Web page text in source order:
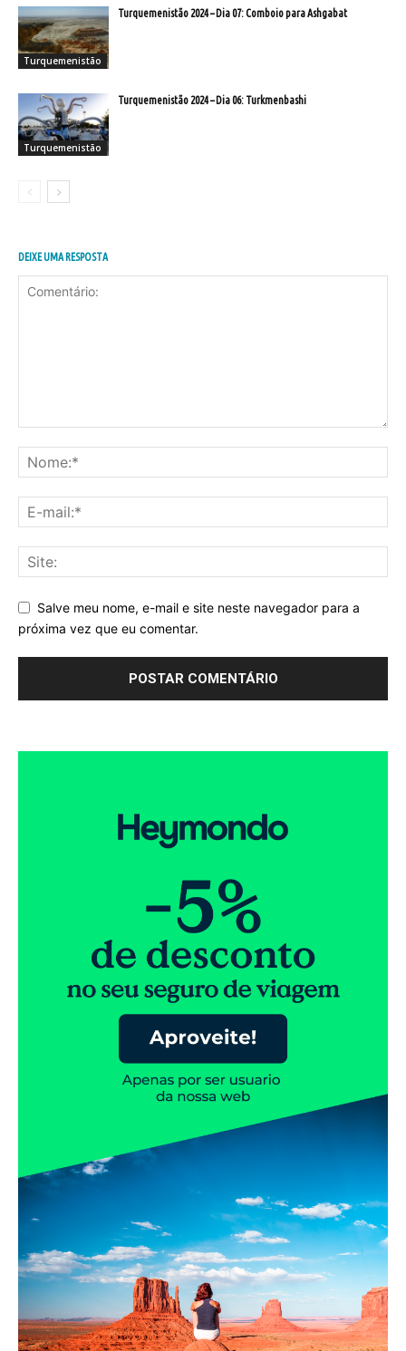
Turquemenistão
Turquemenistão 2024 – Dia 07: Comboio para Ashgabat
Turquemenistão
Turquemenistão 2024 – Dia 06: Turkmenbashi
DEIXE UMA RESPOSTA
Salve meu nome, e-mail e site neste navegador para a
próxima vez que eu comentar.